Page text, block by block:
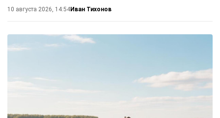
10 августа 2026, 14:54Иван Тихонов